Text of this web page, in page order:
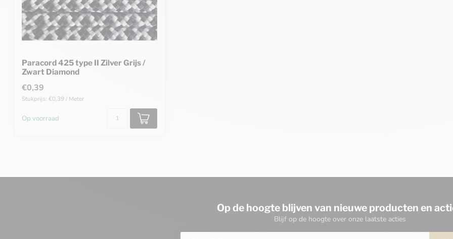
Paracord 425 type II Zilver Grijs /
Zwart Diamond
€0,39
Stukprijs: €0,39 / Meter
Op voorraad
Op de hoogte blijven van nieuwe producten en
Blijf op de hoogte over onze laatste acties